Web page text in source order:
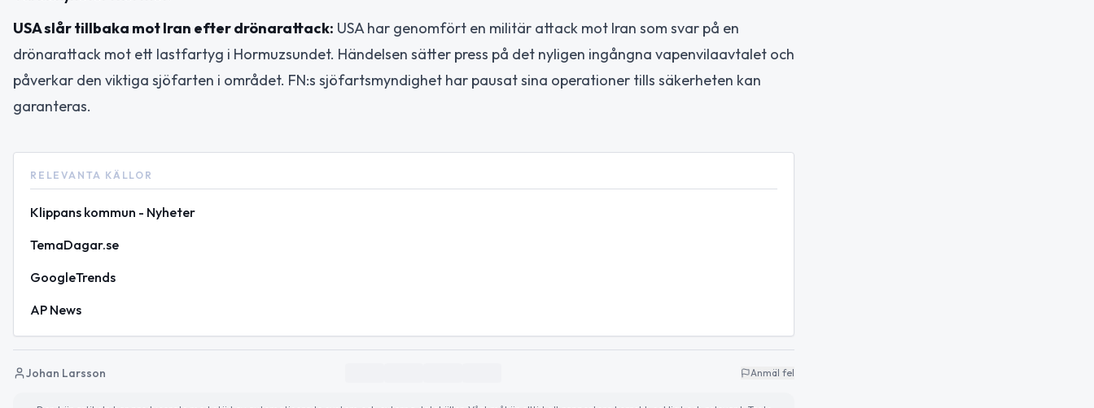
USA slår tillbaka mot Iran efter drönarattack: USA har genomfört en militär attack mot Iran som svar på en
drönarattack mot ett lastfartyg i Hormuzsundet. Händelsen sätter press på det nyligen ingångna vapenvilaavtalet och
påverkar den viktiga sjöfarten i området. FN:s sjöfartsmyndighet har pausat sina operationer tills säkerheten kan
garanteras.
RELEVANTA KÄLLOR
Klippans kommun - Nyheter
TemaDagar.se
GoogleTrends
AP News
Johan Larsson Anmäl fel